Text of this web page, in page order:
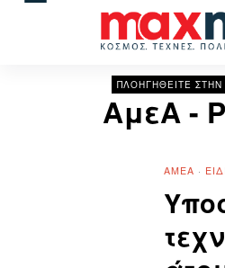
ΠΛΟΗΓΗΘΕΙΤΕ ΣΤΗΝ
ΑμεΑ-
ΑΜΕΑ ·